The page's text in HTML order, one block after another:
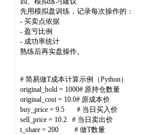
先用模拟盘训练，记录每次操作的：
- 买卖点依据
- 盈亏比例
- 成功率统计
熟练后再实盘操作。
# 简易做T成本计算示例（Python）
original_hold = 1000# 原持仓数量
original_cost = 10.0# 原成本价
buy_price = 9.5 # 当日买入价
sell_price = 10.2 # 当日卖出价
t_share = 200 # 做T数量